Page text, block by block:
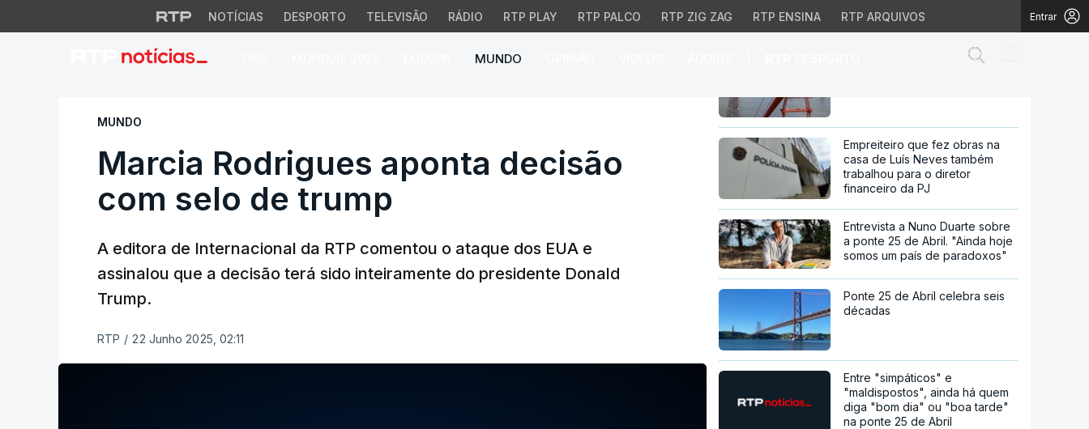
NOTÍCIAS DESPORTO TELEVISÃO RÁDIO RTP PLAY RTP PALCO RTP ZIG ZAG RTP ENSINA RTP ARQUIVOS Entrar
MUNDO
Marcia Rodrigues aponta decisão com selo de trump
MUNDO
Marcia Rodrigues aponta decisão
com selo de trump
A editora de Internacional da RTP comentou o ataque dos EUA e
assinalou que a decisão terá sido inteiramente do presidente Donald
Trump.
RTP / 22 Junho 2025, 02:11
60 anos da ponte 25 de Abril.
Empreiteiro que fez obras na
casa de Luís Neves também
trabalhou para o diretor
financeiro da PJ
Entrevista a Nuno Duarte sobre
a ponte 25 de Abril. "Ainda hoje
somos um país de paradoxos"
Ponte 25 de Abril celebra seis
décadas
Entre "simpáticos" e
"maldispostos", ainda há quem
diga "bom dia" ou "boa tarde"
na ponte 25 de Abril